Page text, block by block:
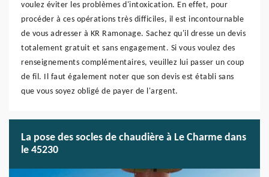
voulez éviter les problèmes d'intoxication. En effet, pour
procéder à ces opérations très difficiles, il est incontournable
de vous adresser à KR Ramonage. Sachez qu'il dresse un devis
totalement gratuit et sans engagement. Si vous voulez des
renseignements complémentaires, veuillez lui passer un coup
de fil. Il faut également noter que son devis est établi sans
que vous soyez obligé de payer de l'argent.
La pose des socles de chaudière à Le Charme dans
le 45230